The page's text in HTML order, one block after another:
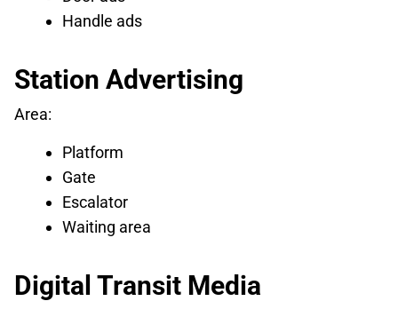
Handle ads
Station Advertising
Area:
Platform
Gate
Escalator
Waiting area
Digital Transit Media